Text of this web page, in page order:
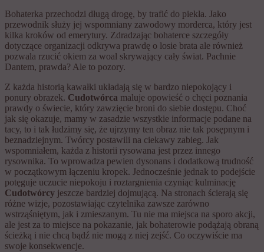
Bohaterka przechodzi długą drogę, by trafić do piekła. Jako
przewodnik służy jej wspomniany zawodowy morderca, który jest
kilka kroków od emerytury. Zdradzając bohaterce szczegóły
dotyczące organizacji odkrywa prawdę o losie brata ale również
pozwala rzucić okiem za woal skrywający cały świat. Pachnie
Dantem, prawda? Ale to pozory.
Z każda historią kawałki układają się w bardzo niepokojący i
ponury obrazek. Cudotwórca maluje opowieść o chęci poznania
prawdy o świecie, który zawzięcie broni do siebie dostępu. Choć
jak się okazuje, mamy w zasadzie wszystkie informacje podane na
tacy, to i tak łudzimy się, że ujrzymy ten obraz nie tak posępnym i
beznadziejnym. Twórcy postawili na ciekawy zabieg. Jak
wspomniałem, każda z historii rysowana jest przez innego
rysownika. To wprowadza pewien dysonans i dodatkową trudność
w początkowym łączeniu kropek. Jednocześnie jednak to podejście
potęguje uczucie niepokoju i roztargnienia czyniąc kulminację
Cudotwórcy jeszcze bardziej dojmującą. Na stronach ścierają się
różne wizje, pozostawiając czytelnika zawsze zarówno
wstrząśniętym, jak i zmieszanym. Tu nie ma miejsca na sporo akcji,
ale jest za to miejsce na pokazanie, jak bohaterowie podążają obraną
ścieżką i nie chcą bądź nie mogą z niej zejść. Co oczywiście ma
swoje konsekwencje.